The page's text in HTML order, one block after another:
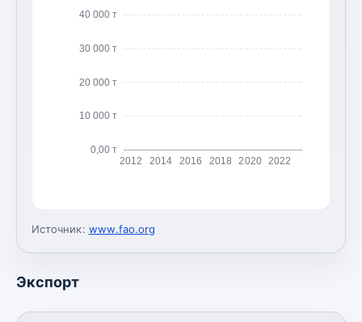
0,00 т
10 000 т
20 000 т
30 000 т
40 000 т
2012 2014 2016 2018 2020 2022
Источник: www.fao.org
Экспорт